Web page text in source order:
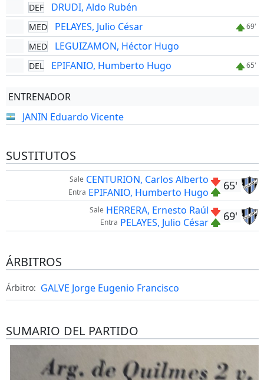
DEF DRUDI, Aldo Rubén
MED PELAYES, Julio César 69'
MED LEGUIZAMON, Héctor Hugo
DEL EPIFANIO, Humberto Hugo 65'
ENTRENADOR
JANIN Eduardo Vicente
SUSTITUTOS
65'
Sale CENTURION, Carlos Alberto
Entra EPIFANIO, Humberto Hugo
69'
Sale HERRERA, Ernesto Raúl
Entra PELAYES, Julio César
ÁRBITROS
Árbitro: GALVE Jorge Eugenio Francisco
SUMARIO DEL PARTIDO